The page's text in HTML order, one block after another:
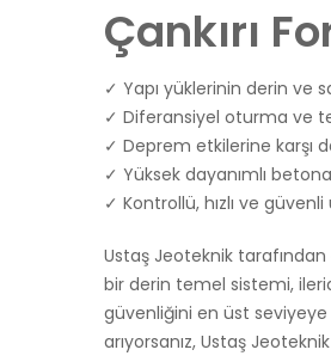
Çankırı
✓ Yapı yüklerinin derin ve
✓ Diferansiyel oturma ve
✓ Deprem etkilerine karşı
✓ Yüksek dayanımlı
✓ Kontrollü, hızlı ve
Ustaş Jeoteknik
bir derin temel sistemi,
güvenliğini en üst seviyeye
arıyorsanız, Ustaş